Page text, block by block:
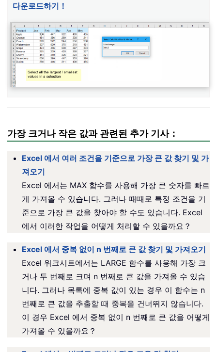
다운로드하기！
가장 크거나 작은 값과 관련된 추가 기사：
Excel 에서 여러 조건을 기준으로 가장 큰 값 찾기 및 가
져오기
Excel 에서는 MAX 함수를 사용해 가장 큰 숫자를 빠르
게 가져올 수 있습니다. 그러나 때때로 특정 조건을 기
준으로 가장 큰 값을 찾아야 할 수도 있습니다. Excel
에서 이러한 작업을 어떻게 처리할 수 있을까요？
Excel 에서 중복 없이 n 번째로 큰 값 찾기 및 가져오기
Excel 워크시트에서는 LARGE 함수를 사용해 가장 크
거나 두 번째로 크며 n 번째로 큰 값을 가져올 수 있습
니다. 그러나 목록에 중복 값이 있는 경우 이 함수는 n
번째로 큰 값을 추출할 때 중복을 건너뛰지 않습니다.
이 경우 Excel 에서 중복 없이 n 번째로 큰 값을 어떻게
가져올 수 있을까요？